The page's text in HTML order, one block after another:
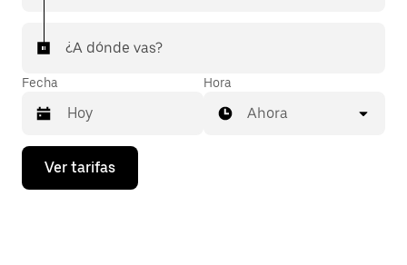
¿A dónde vas?
Fecha
Presiona
flecha
Hora
Ahora
Ver tarifas